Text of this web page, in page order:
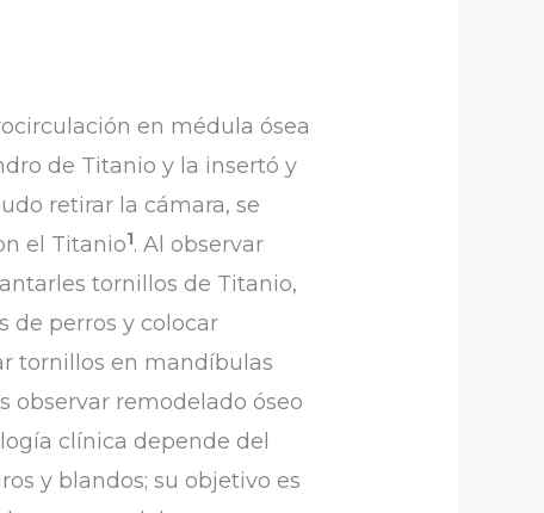
en médula ósea
de Titanio y la insertó y
retirar la cámara, se
el Titanio1. Al observar
tornillos de Titanio,
de perros y colocar
tornillos en mandíbulas
observar remodelado óseo
clínica depende del
y blandos; su objetivo es